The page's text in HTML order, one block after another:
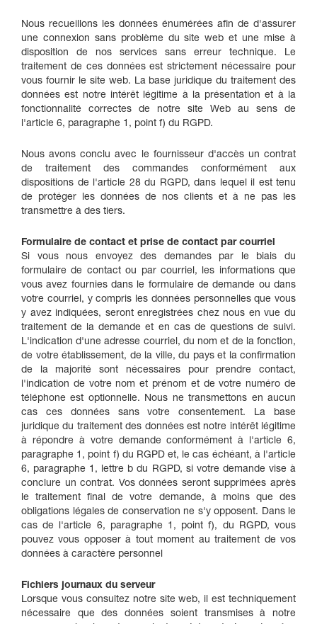
Nous recueillons les données énumérées afin de d'assurer
une connexion sans problème du site web et une mise à
disposition de nos services sans erreur technique. Le
traitement de ces données est strictement nécessaire pour
vous fournir le site web. La base juridique du traitement des
données est notre intérêt légitime à la présentation et à la
fonctionnalité correctes de notre site Web au sens de
l'article 6, paragraphe 1, point f) du RGPD.
Nous avons conclu avec le fournisseur d'accès un contrat
de traitement des commandes conformément aux
dispositions de l'article 28 du RGPD, dans lequel il est tenu
de protéger les données de nos clients et à ne pas les
transmettre à des tiers.
Formulaire de contact et prise de contact par courriel
Si vous nous envoyez des demandes par le biais du
formulaire de contact ou par courriel, les informations que
vous avez fournies dans le formulaire de demande ou dans
votre courriel, y compris les données personnelles que vous
y avez indiquées, seront enregistrées chez nous en vue du
traitement de la demande et en cas de questions de suivi.
L'indication d'une adresse courriel, du nom et de la fonction,
de votre établissement, de la ville, du pays et la confirmation
de la majorité sont nécessaires pour prendre contact,
l'indication de votre nom et prénom et de votre numéro de
téléphone est optionnelle. Nous ne transmettons en aucun
cas ces données sans votre consentement. La base
juridique du traitement des données est notre intérêt légitime
à répondre à votre demande conformément à l'article 6,
paragraphe 1, point f) du RGPD et, le cas échéant, à l'article
6, paragraphe 1, lettre b du RGPD, si votre demande vise à
conclure un contrat. Vos données seront supprimées après
le traitement final de votre demande, à moins que des
obligations légales de conservation ne s'y opposent. Dans le
cas de l'article 6, paragraphe 1, point f), du RGPD, vous
pouvez vous opposer à tout moment au traitement de vos
données à caractère personnel
Fichiers journaux du serveur
Lorsque vous consultez notre site web, il est techniquement
nécessaire que des données soient transmises à notre